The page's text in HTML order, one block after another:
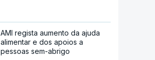
AMI regista aumento da ajuda
alimentar e dos apoios a
pessoas sem-abrigo